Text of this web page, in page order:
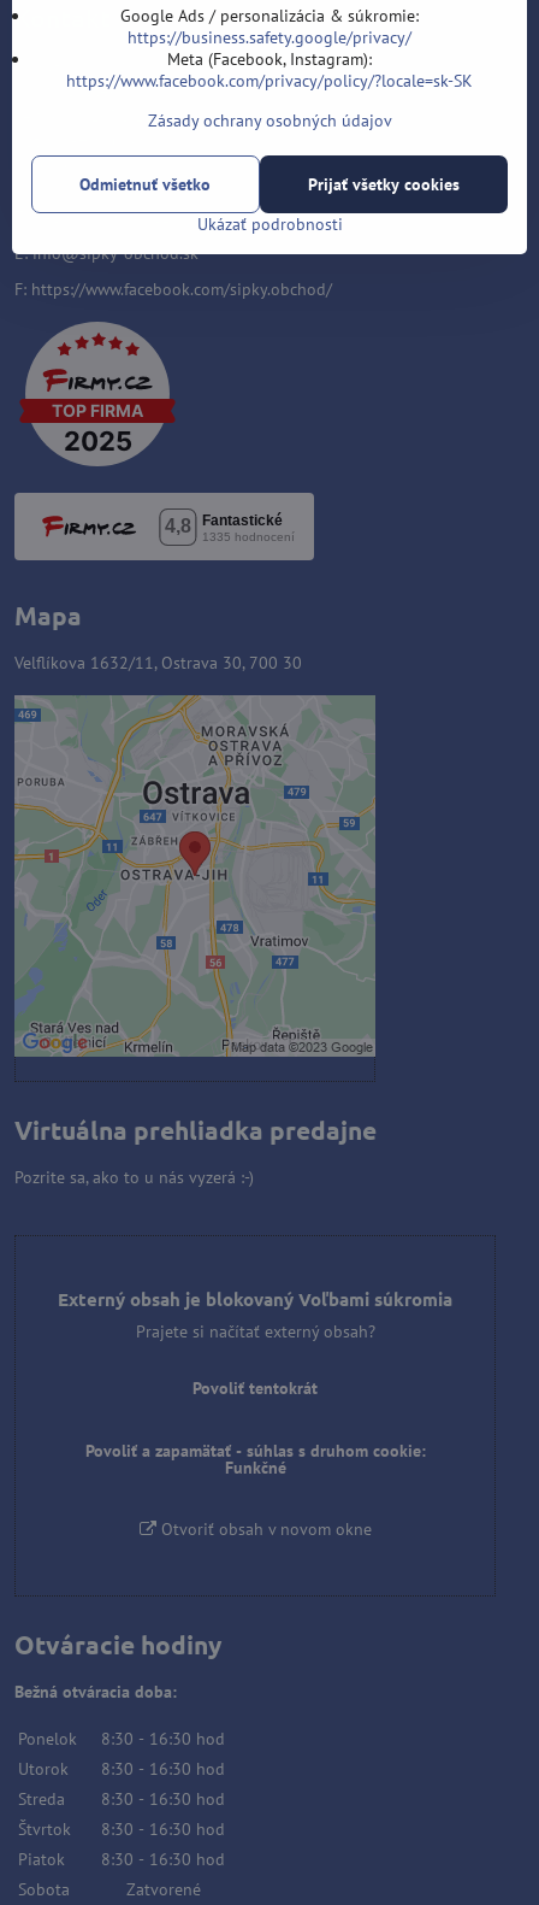
Kontakt
Šípky-obchod.sk
Roman Šostek
Velflíkova 1632/11
700 30
T: +420 553 038 721
E:info@sipky-obchod.sk
F: https://www.facebook.com/sipky.obchod/
Mapa
Velflíkova 1632/11, Ostrava 30, 700 30
Externý obsah je blokovaný
Voľbami súkromia
Prajete si načítať externý obsah?
Povoliť tentokrát
Povoliť a zapamätať - súhlas s
druhom cookie: Funkčné
Otvoriť obsah v novom okne
Virtuálna prehliadka predajne
Pozrite sa, ako to u nás vyzerá :-)
Externý obsah je blokovaný Voľbami súkromia
Prajete si načítať externý obsah?
Povoliť tentokrát
Povoliť a zapamätať - súhlas s druhom cookie:
Funkčné
Otvoriť obsah v novom okne
Otváracie hodiny
Bežná otváracia doba:
Ponelok 8:30 - 16:30 hod
Utorok
8:30 - 16:30 hod
Streda
8:30 - 16:30 hod
Štvrtok
8:30 - 16:30 hod
Piatok
8:30 - 16:30 hod
Sobota
Zatvorené
Google Ads / personalizácia & súkromie:
https://business.safety.google/privacy/
Meta (Facebook, Instagram):
https://www.facebook.com/privacy/policy/?locale=sk-SK
Zásady ochrany osobných údajov
Ukázať podrobnosti
Prijať všetky cookies
Odmietnuť všetko